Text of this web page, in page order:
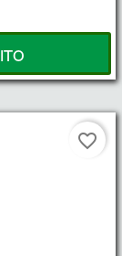
favorite_border